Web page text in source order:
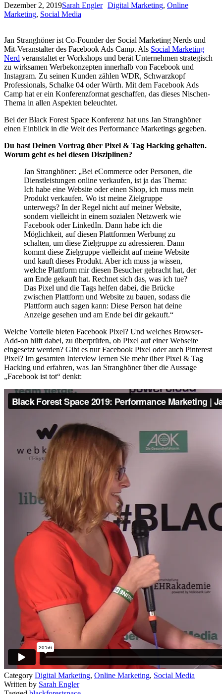
Dezember 2, 2019Sarah Engler Digital Marketing, Online
Marketing, Social Media
Jan Stranghöner ist Co-Founder der Social Marketing Nerds und
Mit-Veranstalter des Facebook Ads Camp. Als Social Marketing
Nerd veranstaltet er Workshops und berät Unternehmen strategisch
zu wirksamen Werbekonzepten innerhalb von Facebook und
Instagram. Zu seinen Kunden zählen WDR, Schwarzkopf
Professionals, Schalke 04 oder Würth. Mit dem Facebook Ads
Camp hat er ein Konferenzformat geschaffen, das dieses Nischen-
Thema in allen Aspekten beleuchtet.
Bei der Black Forest Space Konferenz hat uns Jan Stranghöner
einen Einblick in die Welt des Performance Marketings gegeben.
Du hast Deinen Vortrag über Pixel & Tag Hacking gehalten.
Worum geht es bei diesen Disziplinen?
Jan Stranghöner: „Bei eCommerce oder Personen, die
Dienstleistungen online verkaufen, ist ja das Thema:
Ich habe eine Website oder einen Shop, ich muss mein
Produkt verkaufen. Wo ist meine Zielgruppe
unterwegs? In der Regel nicht auf meiner Website,
sondern vielleicht in einem sozialen Netzwerk wie
Facebook oder LinkedIn. Dann habe ich die
Möglichkeit, auf diesen Plattformen Werbung zu
schalten, um diese Zielgruppe zu adressieren. Dann
kommt diese Zielgruppe vielleicht auf meine Website
und kauft dieses Produkt. Aber ich muss ja wissen,
welche Plattform mir diesen Besucher gebracht hat, der
am Ende gekauft hat. Rechnet sich das, was ich tue?
Das Pixel und die Tags helfen dabei, die Brücke
zwischen Plattform und Website zu bauen, sodass die
Plattform auch sagen kann: Diese Person hat deine
Anzeige gesehen und am Ende bei dir gekauft.“
Welche Vorteile bieten Facebook Pixel? Und welches Browser-
Add-on hilft dabei, zu überprüfen, ob Pixel auf einer Webseite
eingesetzt werden? Gibt es nur Facebook Pixel oder auch Pinterest
Pixel? Im gesamten Interview lernen Sie mehr über Pixel & Tag
Hacking und erfahren, was Jan Stranghöner über die Aussage
„Facebook ist tot“ denkt:
Category Digital Marketing, Online Marketing, Social Media
Written by Sarah Engler